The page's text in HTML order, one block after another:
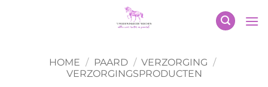
HOME / PAARD / VERZORGING /
VERZORGINGSPRODUCTEN